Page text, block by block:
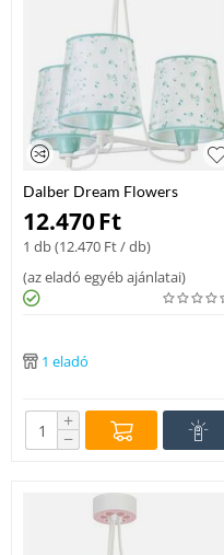
Dalber Dream Flowers
81177H Lim Csillar
Gyerekszobaba Muanyag E27
lámpa
12.470Ft
1 db (12.470 Ft/ db)
(az eladó egyéb ajánlatai)
1 eladó
+
−